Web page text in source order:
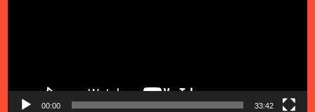
00:00 33:42